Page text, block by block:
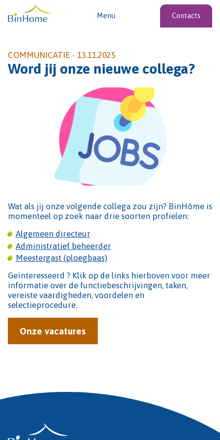
Menu Contacts
COMMUNICATIE - 13.11.2025
Word jij onze nieuwe collega?
Wat als jij onze volgende collega zou zijn? BinHôme is
momenteel op zoek naar drie soorten profielen:
Algemeen directeur
Administratief beheerder
Meestergast (ploegbaas)
Geïnteresseerd ? Klik op de links hierboven voor meer
informatie over de functiebeschrijvingen, taken,
vereiste vaardigheden, voordelen en
selectieprocedure.
Onze vacatures